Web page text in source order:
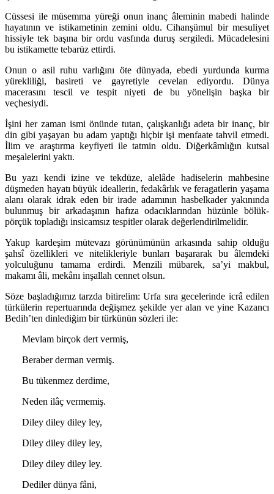
Cüssesi ile müsemma yüreği onun inanç âleminin mabedi halinde
hayatının ve istikametinin zemini oldu. Cihanşümul bir mesuliyet
hissiyle tek başına bir ordu vasfında duruş sergiledi. Mücadelesini
bu istikamette tebarüz ettirdi.
Onun o asil ruhu varlığını öte dünyada, ebedi yurdunda kurma
yürekliliği, basireti ve gayretiyle cevelan ediyordu. Dünya
macerasını tescil ve tespit niyeti de bu yönelişin başka bir
veçhesiydi.
İşini her zaman ismi önünde tutan, çalışkanlığı adeta bir inanç, bir
din gibi yaşayan bu adam yaptığı hiçbir işi menfaate tahvil etmedi.
İlim ve araştırma keyfiyeti ile tatmin oldu. Diğerkâmlığın kutsal
meşalelerini yaktı.
Bu yazı kendi izine ve tekdüze, alelâde hadiselerin mahbesine
düşmeden hayatı büyük ideallerin, fedakârlık ve feragatlerin yaşama
alanı olarak idrak eden bir irade adamının hasbelkader yakınında
bulunmuş bir arkadaşının hafıza odacıklarından hüzünle bölük-
pörçük topladığı insicamsız tespitler olarak değerlendirilmelidir.
Yakup kardeşim mütevazı görünümünün arkasında sahip olduğu
şahsî özellikleri ve nitelikleriyle bunları başararak bu âlemdeki
yolculuğunu tamama erdirdi. Menzili mübarek, sa’yi makbul,
makamı âli, mekânı inşallah cennet olsun.
Söze başladığımız tarzda bitirelim: Urfa sıra gecelerinde icrâ edilen
türkülerin repertuarında değişmez şekilde yer alan ve yine Kazancı
Bedih’ten dinlediğim bir türkünün sözleri ile:
Mevlam birçok dert vermiş,
Beraber derman vermiş.
Bu tükenmez derdime,
Neden ilâç vermemiş.
Diley diley diley ley,
Diley diley diley ley,
Diley diley diley ley.
Dediler dünya fâni,